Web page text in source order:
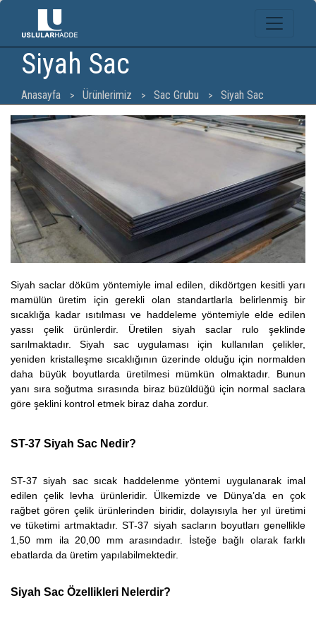
Siyah Sac
Anasayfa Ürünlerimiz Sac Grubu Siyah Sac
Siyah saclar döküm yöntemiyle imal edilen, dikdörtgen kesitli yarı
mamülün üretim için gerekli olan standartlarla belirlenmiş bir
sıcaklığa kadar ısıtılması ve haddeleme yöntemiyle elde edilen
yassı çelik ürünlerdir. Üretilen siyah saclar rulo şeklinde
sarılmaktadır. Siyah sac uygulaması için kullanılan çelikler,
yeniden kristalleşme sıcaklığının üzerinde olduğu için normalden
daha büyük boyutlarda üretilmesi mümkün olmaktadır. Bunun
yanı sıra soğutma sırasında biraz büzüldüğü için normal saclara
göre şeklini kontrol etmek biraz daha zordur.
ST-37 Siyah Sac Nedir?
ST-37 siyah sac sıcak haddelenme yöntemi uygulanarak imal
edilen çelik levha ürünleridir. Ülkemizde ve Dünya’da en çok
rağbet gören çelik ürünlerinden biridir, dolayısıyla her yıl üretimi
ve tüketimi artmaktadır. ST-37 siyah sacların boyutları genellikle
1,50 mm ila 20,00 mm arasındadır. İsteğe bağlı olarak farklı
ebatlarda da üretim yapılabilmektedir.
Siyah Sac Özellikleri Nelerdir?